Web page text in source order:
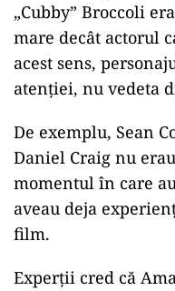
„Cubby” Broccoli
mare decât actorul
acest sens,
atenției, nu vedeta
De exemplu, Sean
Daniel Craig nu
momentul în care
aveau deja
film.
Experții cred că